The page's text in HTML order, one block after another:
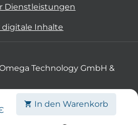
In den Warenkorb
Dienstleistungen
Inhalte
Technology GmbH &